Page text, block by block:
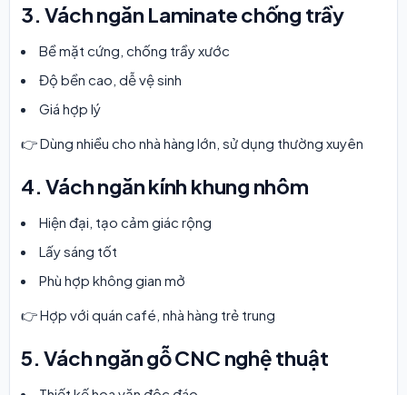
3. Vách ngăn Laminate chống trầy
Bề mặt cứng, chống trầy xước
Độ bền cao, dễ vệ sinh
Giá hợp lý
👉 Dùng nhiều cho nhà hàng lớn, sử dụng thường xuyên
4. Vách ngăn kính khung nhôm
Hiện đại, tạo cảm giác rộng
Lấy sáng tốt
Phù hợp không gian mở
👉 Hợp với quán café, nhà hàng trẻ trung
5. Vách ngăn gỗ CNC nghệ thuật